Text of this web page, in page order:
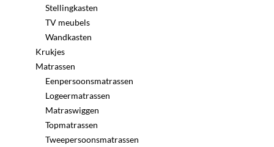
Stellingkasten
TV meubels
Wandkasten
Krukjes
Matrassen
Eenpersoonsmatrassen
Logeermatrassen
Matraswiggen
Topmatrassen
Tweepersoonsmatrassen